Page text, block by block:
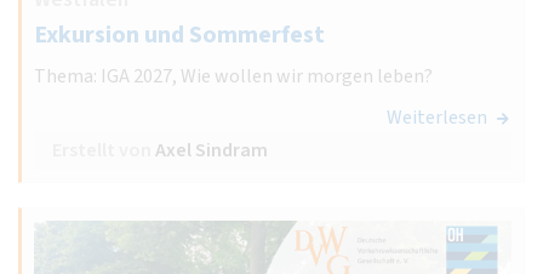
Exkursion und Sommerfest
Thema: IGA 2027, Wie wollen wir morgen leben?
Weiterlesen
Axel Sindram